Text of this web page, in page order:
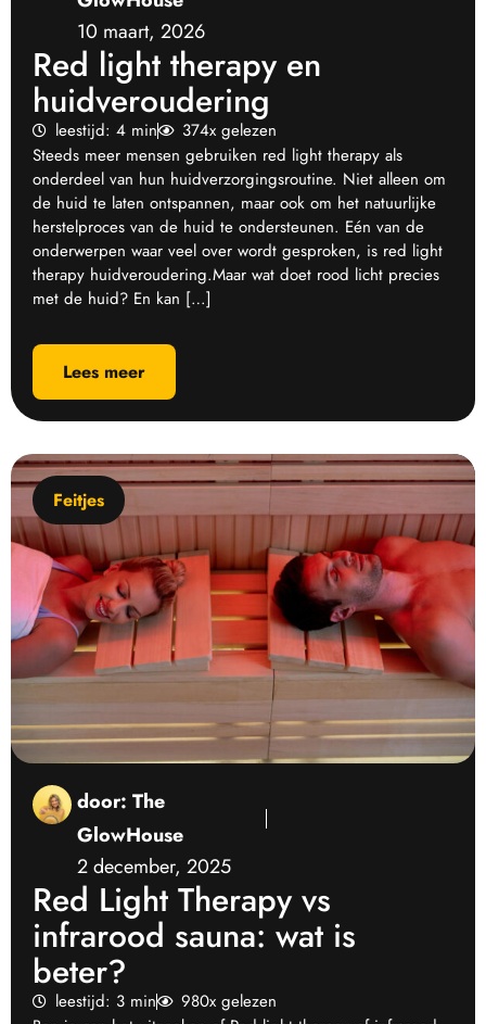
10 maart, 2026
Red light therapy en
huidveroudering
leestijd: 4 min
374x gelezen
Steeds meer mensen gebruiken red light therapy als
onderdeel van hun huidverzorgingsroutine. Niet alleen om
de huid te laten ontspannen, maar ook om het natuurlijke
herstelproces van de huid te ondersteunen. Eén van de
onderwerpen waar veel over wordt gesproken, is red light
therapy huidveroudering.Maar wat doet rood licht precies
met de huid? En kan […]
Lees meer
Feitjes
door: The
GlowHouse
2 december, 2025
Red Light Therapy vs
infrarood sauna: wat is
beter?
leestijd: 3 min
980x gelezen